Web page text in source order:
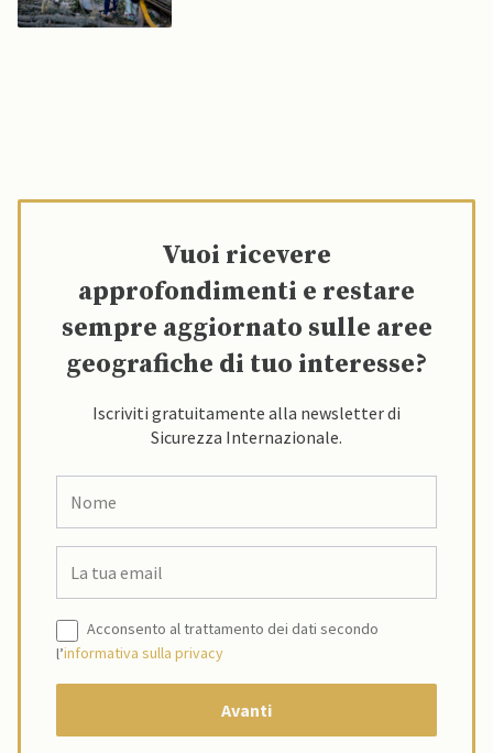
Vuoi ricevere
approfondimenti e restare
sempre aggiornato sulle aree
geografiche di tuo interesse?
Iscriviti gratuitamente alla newsletter di
Sicurezza Internazionale.
Acconsento al trattamento dei dati secondo
l’informativa sulla privacy